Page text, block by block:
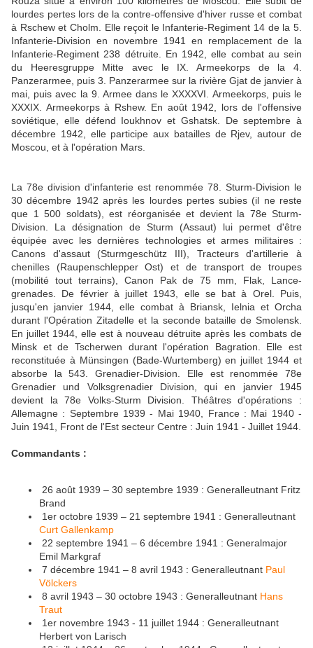
lourdes pertes lors de la contre-offensive d'hiver russe et combat
à Rschew et Cholm. Elle reçoit le Infanterie-Regiment 14 de la 5.
Infanterie-Division en novembre 1941 en remplacement de la
Infanterie-Regiment 238 détruite. En 1942, elle combat au sein
du Heeresgruppe Mitte avec le IX. Armeekorps de la 4.
Panzerarmee, puis 3. Panzerarmee sur la rivière Gjat de janvier à
mai, puis avec la 9. Armee dans le XXXXVI. Armeekorps, puis le
XXXIX. Armeekorps à Rshew. En août 1942, lors de l'offensive
soviétique, elle défend Ioukhnov et Gshatsk. De septembre à
décembre 1942, elle participe aux batailles de Rjev, autour de
Moscou, et à l'opération Mars.
La 78e division d'infanterie est renommée 78. Sturm-Division le
30 décembre 1942 après les lourdes pertes subies (il ne reste
que 1 500 soldats), est réorganisée et devient la 78e Sturm-
Division. La désignation de Sturm (Assaut) lui permet d'être
équipée avec les dernières technologies et armes militaires :
Canons d'assaut (Sturmgeschütz III), Tracteurs d'artillerie à
chenilles (Raupenschlepper Ost) et de transport de troupes
(mobilité tout terrains), Canon Pak de 75 mm, Flak, Lance-
grenades. De février à juillet 1943, elle se bat à Orel. Puis,
jusqu'en janvier 1944, elle combat à Briansk, Ielnia et Orcha
durant l'Opération Zitadelle et la seconde bataille de Smolensk.
En juillet 1944, elle est à nouveau détruite après les combats de
Minsk et de Tscherwen durant l'opération Bagration. Elle est
reconstituée à Münsingen (Bade-Wurtemberg) en juillet 1944 et
absorbe la 543. Grenadier-Division. Elle est renommée 78e
Grenadier und Volksgrenadier Division, qui en janvier 1945
devient la 78e Volks-Sturm Division. Théâtres d'opérations :
Allemagne : Septembre 1939 - Mai 1940, France : Mai 1940 -
Juin 1941, Front de l'Est secteur Centre : Juin 1941 - Juillet 1944.
Commandants :
26 août 1939 – 30 septembre 1939 : Generalleutnant Fritz
Brand
1er octobre 1939 – 21 septembre 1941 : Generalleutnant
Curt Gallenkamp
22 septembre 1941 – 6 décembre 1941 : Generalmajor
Emil Markgraf
7 décembre 1941 – 8 avril 1943 : Generalleutnant Paul
Völckers
8 avril 1943 – 30 octobre 1943 : Generalleutnant Hans
Traut
1er novembre 1943 - 11 juillet 1944 : Generalleutnant
Herbert von Larisch